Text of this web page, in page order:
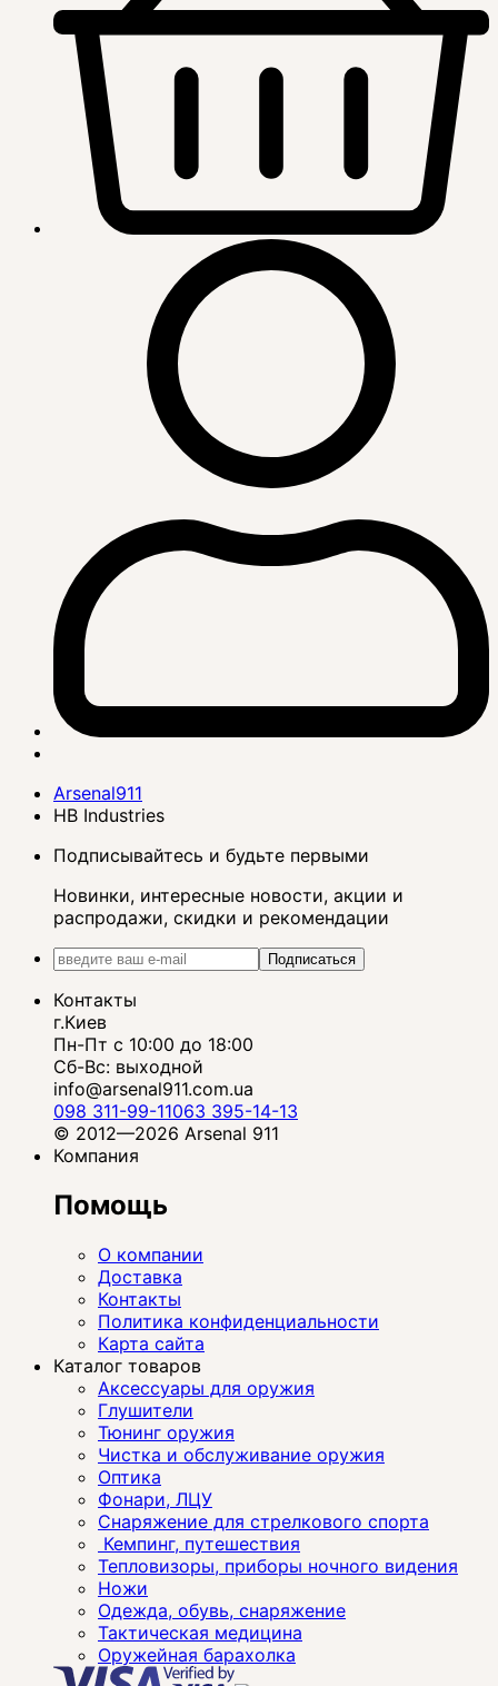
Arsenal911
HB Industries
Подписывайтесь и будьте первыми
Новинки, интересные новости, акции и
распродажи, скидки и рекомендации
Подписаться
Контакты
г.Киев
Пн-Пт с 10:00 до 18:00
Сб-Вс: выходной
info@arsenal911.com.ua
098 311-99-11063 395-14-13
© 2012—2026 Arsenal 911
Компания
Помощь
О компании
Доставка
Контакты
Политика конфиденциальности
Карта сайта
Каталог товаров
Аксессуары для оружия
Глушители
Тюнинг оружия
Чистка и обслуживание оружия
Оптика
Фонари, ЛЦУ
Снаряжение для стрелкового спорта
Кемпинг, путешествия
Тепловизоры, приборы ночного видения
Ножи
Одежда, обувь, снаряжение
Тактическая медицина
Оружейная барахолка